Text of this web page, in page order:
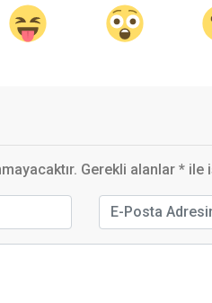
Gerekli alanlar * ile